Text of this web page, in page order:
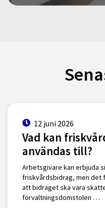
12 juni 2026
Vad kan
användas till?
Arbetsgivare kan erbjuda
friskvårdsbidrag, men det
att bidraget ska vara
förvaltningsdomstolen …